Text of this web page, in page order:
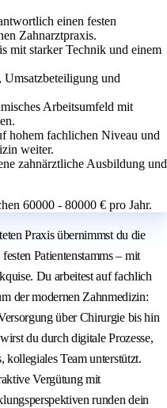
einen festen
Zahnarztpraxis.
mit starker Technik und einem
und
Arbeitsumfeld mit
hohem fachlichen Niveau und
weiter.
zahnärztliche Ausbildung und
60000 - 80000 € pro Jahr.
Praxis übernimmst du die
Patientenstamms – mit
Du arbeitest auf fachlich
der modernen Zahnmedizin:
über Chirurgie bis hin
du durch digitale Prozesse,
kollegiales Team unterstützt.
Vergütung mit
runden dein